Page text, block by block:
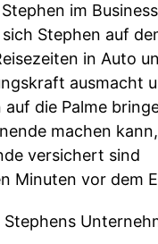
im
Stephen auf
in Auto
ausmacht
die Palme
machen
versichert sind
Minuten vor dem